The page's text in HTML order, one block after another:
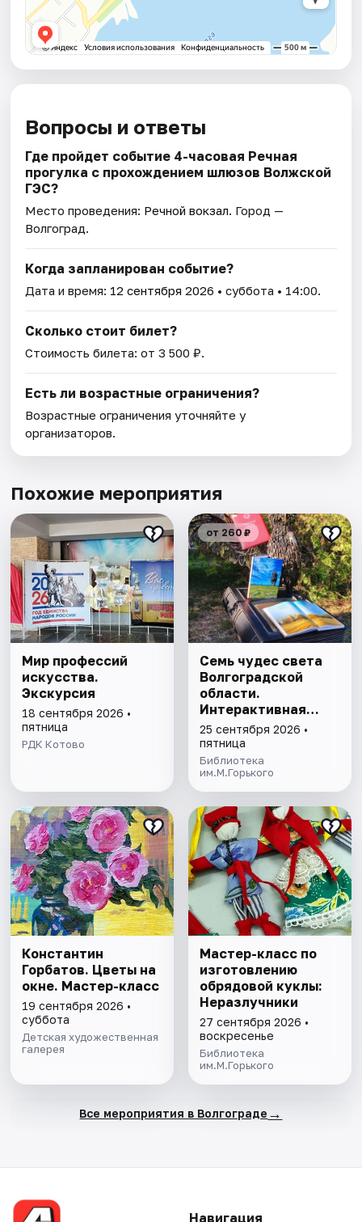
Вопросы и ответы
Где пройдет событие 4-часовая Речная
прогулка с прохождением шлюзов Волжской
ГЭС?
Место проведения: Речной вокзал. Город —
Волгоград.
Когда запланирован событие?
Дата и время: 12 сентября 2026 • суббота • 14:00.
Сколько стоит билет?
Стоимость билета: от 3 500 ₽.
Есть ли возрастные ограничения?
Возрастные ограничения уточняйте у
организаторов.
Похожие мероприятия
Мир профессий
искусства.
Экскурсия
18 сентября 2026 •
пятница
РДК Котово
от 260 ₽
Семь чудес света
Волгоградской
области.
Интерактивная
программа
25 сентября 2026 •
пятница
Библиотека
им.М.Горького
Константин
Горбатов. Цветы на
окне. Мастер-класс
19 сентября 2026 •
суббота
Детская художественная
галерея
Мастер-класс по
изготовлению
обрядовой куклы:
Неразлучники
27 сентября 2026 •
воскресенье
Библиотека
им.М.Горького
Все мероприятия в Волгограде →
Навигация